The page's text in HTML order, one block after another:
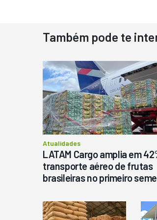
Também pode te
Atualidades
LATAM Cargo amplia em
transporte aéreo de frutas
brasileiras no primeiro